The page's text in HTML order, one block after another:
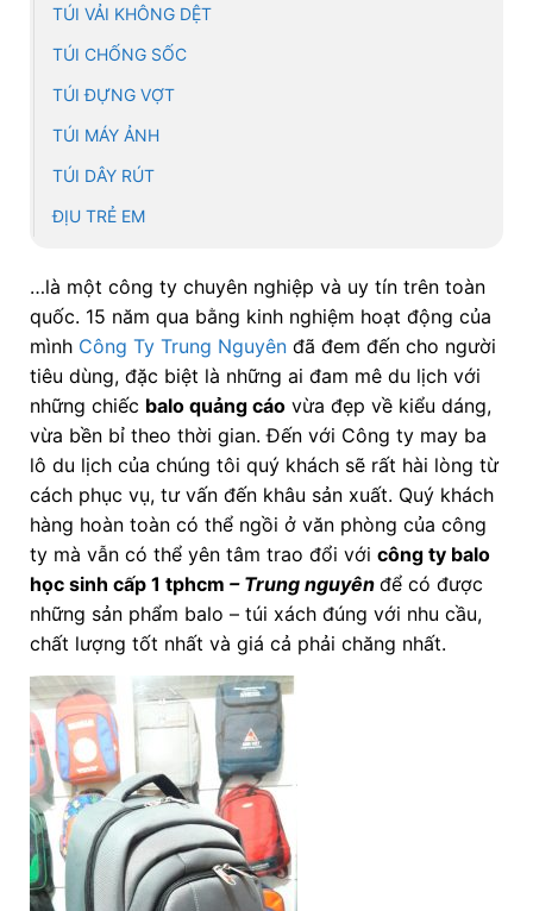
TÚI VẢI KHÔNG DỆT
TÚI CHỐNG SỐC
TÚI ĐỰNG VỢT
TÚI MÁY ẢNH
TÚI DÂY RÚT
ĐỊU TRẺ EM
…là một công ty chuyên nghiệp và uy tín trên toàn
quốc. 15 năm qua bằng kinh nghiệm hoạt động của
mình Công Ty Trung Nguyênđã đem đến cho người
tiêu dùng, đặc biệt là những ai đam mê du lịch với
những chiếc balo quảng cáovừa đẹp về kiểu dáng,
vừa bền bỉ theo thời gian. Đến với Công ty may ba
lô du lịch của chúng tôi quý khách sẽ rất hài lòng từ
cách phục vụ, tư vấn đến khâu sản xuất. Quý khách
hàng hoàn toàn có thể ngồi ở văn phòng của công
ty mà vẫn có thể yên tâm trao đổi với công ty balo
học sinh cấp 1 tphcm – Trung nguyên để có được
những sản phẩm balo – túi xách đúng với nhu cầu,
chất lượng tốt nhất và giá cả phải chăng nhất.